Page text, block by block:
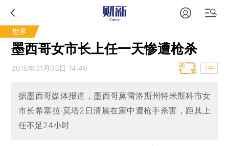
世界
墨西哥女市长上任一天惨遭枪杀
2016年01月03日 14:49 T中
据墨西哥媒体报道，墨西哥莫雷洛斯州特米斯科市女
市长希塞拉·莫塔2日清晨在家中遭枪手杀害，距其上
任不足24小时